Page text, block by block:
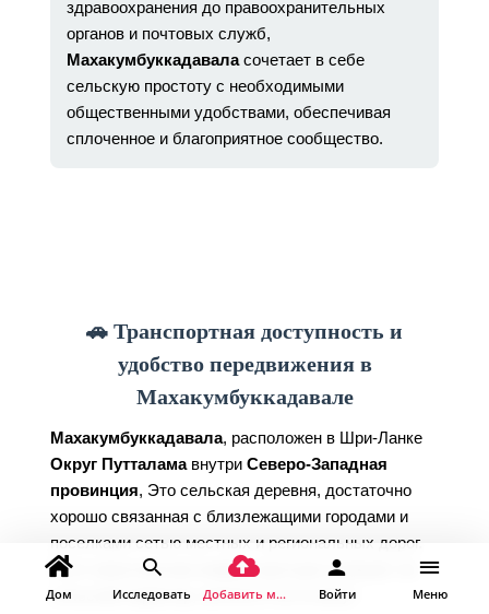
здравоохранения до правоохранительных
органов и почтовых служб,
Махакумбуккадаваласочетает в себе
сельскую простоту с необходимыми
общественными удобствами, обеспечивая
сплоченное и благоприятное сообщество.
🚗 Транспортная доступность и
удобство передвижения в
Махакумбуккадавале
Махакумбуккадавала, расположен в Шри-Ланке
Округ Путталамавнутри Северо-Западная
провинция, Это сельская деревня, достаточно
хорошо связанная с близлежащими городами и
поселками сетью местных и региональных дорог.
Хотя транспортная инфраструктура отражает ее
сельский характер, жители и гости могут
Дом Исследовать Добавить место Войти Меню